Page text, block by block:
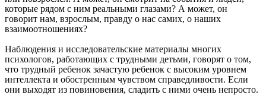
которые рядом с ним реальными глазами? А может, он
говорит нам, взрослым, правду о нас самих, о наших
взаимоотношениях?
Наблюдения и исследовательские материалы многих
психологов, работающих с трудными детьми, говорят о том,
что трудный ребенок зачастую ребенок с высоким уровнем
интеллекта и обостренным чувством справедливости. Если
они выходят из повиновения, сладить с ними очень непросто.